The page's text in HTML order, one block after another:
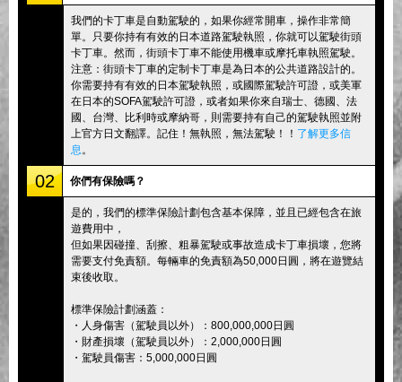
東京品川 #1 東京秋葉原#1
東京秋葉原#2 東京澀谷
東京澀谷附屬 東京灣
東京淺草 大阪
沖繩
我們的卡丁車是自動駕駛的，如果你經常開車，操作非常簡
單。只要你持有有效的日本道路駕駛執照，你就可以駕駛街頭
卡丁車。然而，街頭卡丁車不能使用機車或摩托車執照駕駛。
注意：街頭卡丁車的定制卡丁車是為日本的公共道路設計的。
你需要持有有效的日本駕駛執照，或國際駕駛許可證，或美軍
在日本的SOFA駕駛許可證，或者如果你來自瑞士、德國、法
國、台灣、比利時或摩納哥，則需要持有自己的駕駛執照並附
上官方日文翻譯。記住！無執照，無法駕駛！！ 了解更多信
息 。
02 你們有保險嗎？
是的，我們的標準保險計劃包含基本保障，並且已經包含在旅
遊費用中，
但如果因碰撞、刮擦、粗暴駕駛或事故造成卡丁車損壞，您將
需要支付免責額。每輛車的免責額為50,000日圓，將在遊覽結
束後收取。
標準保險計劃涵蓋：
・人身傷害（駕駛員以外）：800,000,000日圓
・財產損壞（駕駛員以外）：2,000,000日圓
・駕駛員傷害：5,000,000日圓